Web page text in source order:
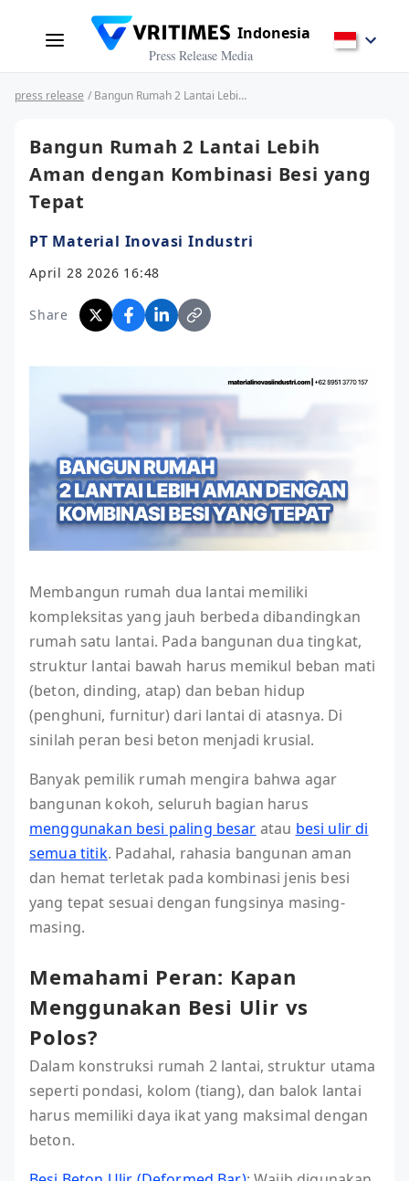
Indonesia
Press Release Media
press release / Bangun Rumah 2 Lantai Lebih Aman dengan Kombinasi Besi yang Tepat
Bangun Rumah 2 Lantai Lebih
Aman dengan Kombinasi Besi yang
Tepat
PT Material Inovasi Industri
April 28 2026 16:48
Share
Membangun rumah dua lantai memiliki
kompleksitas yang jauh berbeda dibandingkan
rumah satu lantai. Pada bangunan dua tingkat,
struktur lantai bawah harus memikul beban mati
(beton, dinding, atap) dan beban hidup
(penghuni, furnitur) dari lantai di atasnya. Di
sinilah peran besi beton menjadi krusial.
Banyak pemilik rumah mengira bahwa agar
bangunan kokoh, seluruh bagian harus
menggunakan besi paling besar atau besi ulir di
semua titik. Padahal, rahasia bangunan aman
dan hemat terletak pada kombinasi jenis besi
yang tepat sesuai dengan fungsinya masing-
masing.
Memahami Peran: Kapan
Menggunakan Besi Ulir vs
Polos?
Dalam konstruksi rumah 2 lantai, struktur utama
seperti pondasi, kolom (tiang), dan balok lantai
harus memiliki daya ikat yang maksimal dengan
beton.